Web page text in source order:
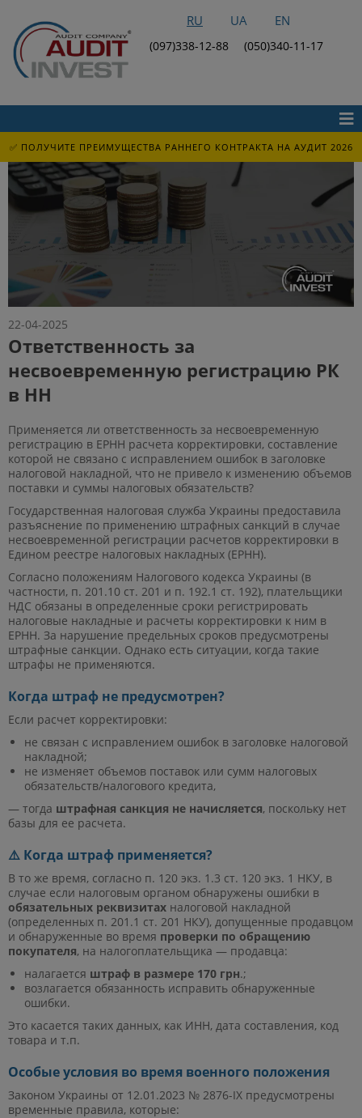
RU UA EN
(097)338-12-88 (050)340-11-17
✅ ПОЛУЧИТЕ ПРЕИМУЩЕСТВА РАННЕГО КОНТРАКТА НА АУДИТ 2026
22-04-2025
Ответственность за
несвоевременную регистрацию РК
в НН
Применяется ли ответственность за несвоевременную
регистрацию в ЕРНН расчета корректировки, составление
которой не связано с исправлением ошибок в заголовке
налоговой накладной, что не привело к изменению объемов
поставки и суммы налоговых обязательств?
Государственная налоговая служба Украины предоставила
разъяснение по применению штрафных санкций в случае
несвоевременной регистрации расчетов корректировки в
Едином реестре налоговых накладных (ЕРНН).
Согласно положениям Налогового кодекса Украины (в
частности, п. 201.10 ст. 201 и п. 192.1 ст. 192), плательщики
НДС обязаны в определенные сроки регистрировать
налоговые накладные и расчеты корректировки к ним в
ЕРНН. За нарушение предельных сроков предусмотрены
штрафные санкции. Однако есть ситуации, когда такие
штрафы не применяются.
Когда штраф не предусмотрен?
Если расчет корректировки:
не связан с исправлением ошибок в заголовке налоговой
накладной;
не изменяет объемов поставок или сумм налоговых
обязательств/налогового кредита,
— тогда штрафная санкция не начисляется, поскольку нет
базы для ее расчета.
⚠️ Когда штраф применяется?
В то же время, согласно п. 120 экз. 1.3 ст. 120 экз. 1 НКУ, в
случае если налоговым органом обнаружены ошибки в
обязательных реквизитах налоговой накладной
(определенных п. 201.1 ст. 201 НКУ), допущенные продавцом
и обнаруженные во время проверки по обращению
покупателя, на налогоплательщика — продавца:
налагается штраф в размере 170 грн.;
возлагается обязанность исправить обнаруженные
ошибки.
Это касается таких данных, как ИНН, дата составления, код
товара и т.п.
Особые условия во время военного положения
Законом Украины от 12.01.2023 № 2876-IX предусмотрены
временные правила, которые: